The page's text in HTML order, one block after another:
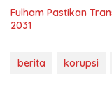
Fulham Pastikan
2031
berita korupsi